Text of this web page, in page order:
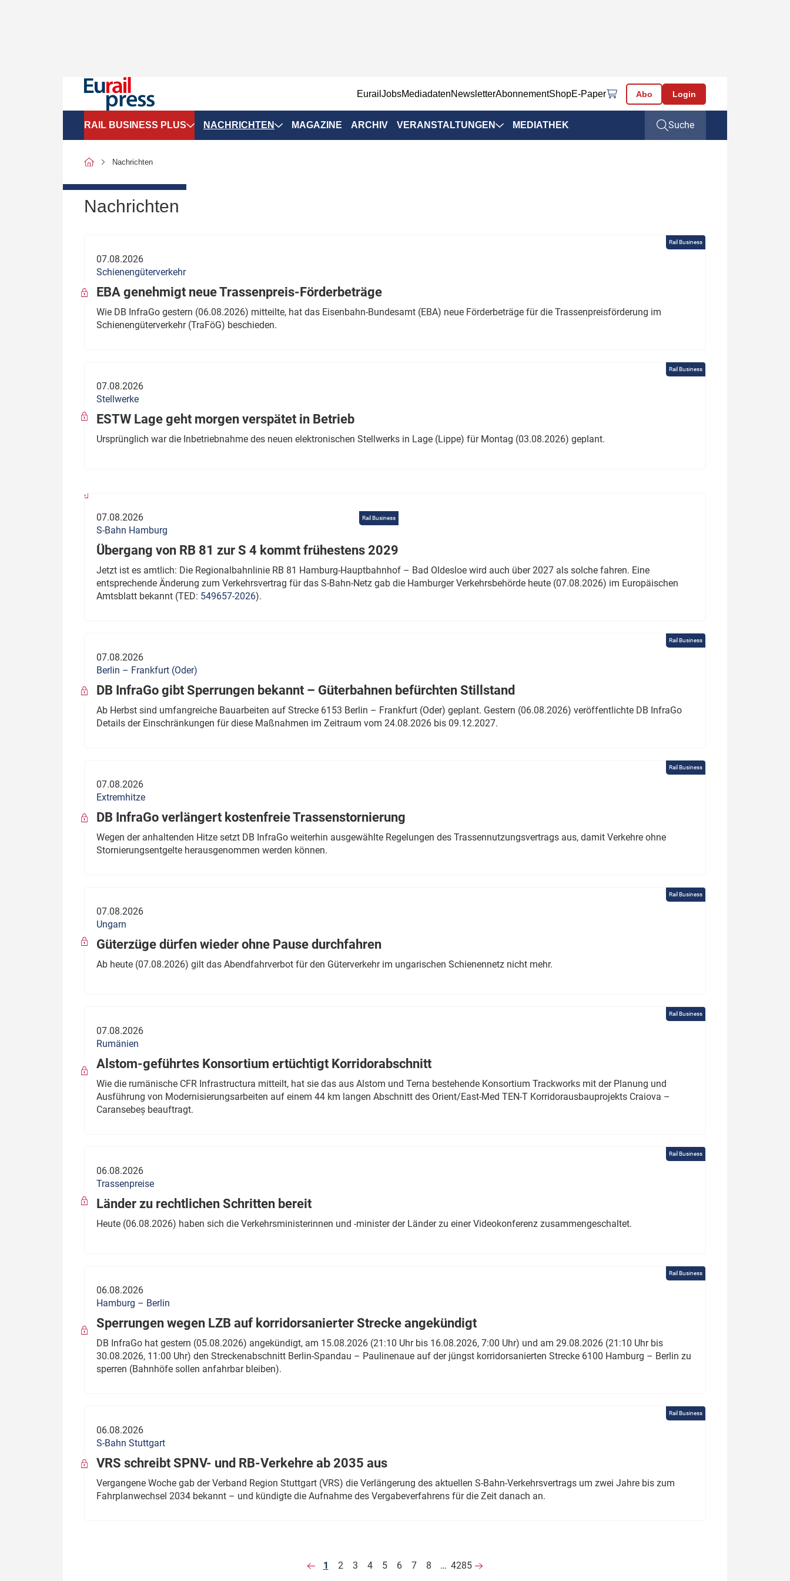
EurailJobsMediadatenNewsletterAbonnementShopE-Paper Abo Login
RAIL BUSINESS PLUS
SPNV-Marktdaten
Politik
Verbände: Wer spricht für
wen?
Thema des Monats
Dossier: Generalsanierung
Dossier: ETCS
NACHRICHTEN
Infrastruktur & Ausrüstung
ÖPNV
MAGAZINE ARCHIV VERANSTALTUNGEN MEDIATHEK Suche
Nachrichten
Nachrichten
Rail Business
07.08.2026
Schienengüterverkehr
EBA genehmigt neue Trassenpreis-Förderbeträge
Wie DB InfraGo gestern (06.08.2026) mitteilte, hat das Eisenbahn-Bundesamt (EBA) neue Förderbeträge für die Trassenpreisförderung im
Schienengüterverkehr (TraFöG) beschieden.
Rail Business
07.08.2026
Stellwerke
ESTW Lage geht morgen verspätet in Betrieb
Ursprünglich war die Inbetriebnahme des neuen elektronischen Stellwerks in Lage (Lippe) für Montag (03.08.2026) geplant.
Rail Business
07.08.2026
S-Bahn Hamburg
Übergang von RB 81 zur S 4 kommt frühestens 2029
Jetzt ist es amtlich: Die Regionalbahnlinie RB 81 Hamburg-Hauptbahnhof – Bad Oldesloe wird auch über 2027 als solche fahren. Eine
entsprechende Änderung zum Verkehrsvertrag für das S-Bahn-Netz gab die Hamburger Verkehrsbehörde heute (07.08.2026) im Europäischen
Amtsblatt bekannt (TED: 549657-2026).
Rail Business
07.08.2026
Berlin – Frankfurt (Oder)
DB InfraGo gibt Sperrungen bekannt – Güterbahnen befürchten Stillstand
Ab Herbst sind umfangreiche Bauarbeiten auf Strecke 6153 Berlin – Frankfurt (Oder) geplant. Gestern (06.08.2026) veröffentlichte DB InfraGo
Details der Einschränkungen für diese Maßnahmen im Zeitraum vom 24.08.2026 bis 09.12.2027.
Rail Business
07.08.2026
Extremhitze
DB InfraGo verlängert kostenfreie Trassenstornierung
Wegen der anhaltenden Hitze setzt DB InfraGo weiterhin ausgewählte Regelungen des Trassennutzungsvertrags aus, damit Verkehre ohne
Stornierungsentgelte herausgenommen werden können.
Rail Business
07.08.2026
Ungarn
Güterzüge dürfen wieder ohne Pause durchfahren
Ab heute (07.08.2026) gilt das Abendfahrverbot für den Güterverkehr im ungarischen Schienennetz nicht mehr.
Rail Business
07.08.2026
Rumänien
Alstom-geführtes Konsortium ertüchtigt Korridorabschnitt
Wie die rumänische CFR Infrastructura mitteilt, hat sie das aus Alstom und Terna bestehende Konsortium Trackworks mit der Planung und
Ausführung von Modernisierungsarbeiten auf einem 44 km langen Abschnitt des Orient/East-Med TEN-T Korridorausbauprojekts Craiova –
Caransebeș beauftragt.
Rail Business
06.08.2026
Trassenpreise
Länder zu rechtlichen Schritten bereit
Heute (06.08.2026) haben sich die Verkehrsministerinnen und -minister der Länder zu einer Videokonferenz zusammengeschaltet.
Rail Business
06.08.2026
Hamburg – Berlin
Sperrungen wegen LZB auf korridorsanierter Strecke angekündigt
DB InfraGo hat gestern (05.08.2026) angekündigt, am 15.08.2026 (21:10 Uhr bis 16.08.2026, 7:00 Uhr) und am 29.08.2026 (21:10 Uhr bis
30.08.2026, 11:00 Uhr) den Streckenabschnitt Berlin-Spandau – Paulinenaue auf der jüngst korridorsanierten Strecke 6100 Hamburg – Berlin zu
sperren (Bahnhöfe sollen anfahrbar bleiben).
Rail Business
06.08.2026
S-Bahn Stuttgart
VRS schreibt SPNV- und RB-Verkehre ab 2035 aus
Vergangene Woche gab der Verband Region Stuttgart (VRS) die Verlängerung des aktuellen S-Bahn-Verkehrsvertrags um zwei Jahre bis zum
Fahrplanwechsel 2034 bekannt – und kündigte die Aufnahme des Vergabeverfahrens für die Zeit danach an.
1 2 3 4 5 6 7 8 … 4285